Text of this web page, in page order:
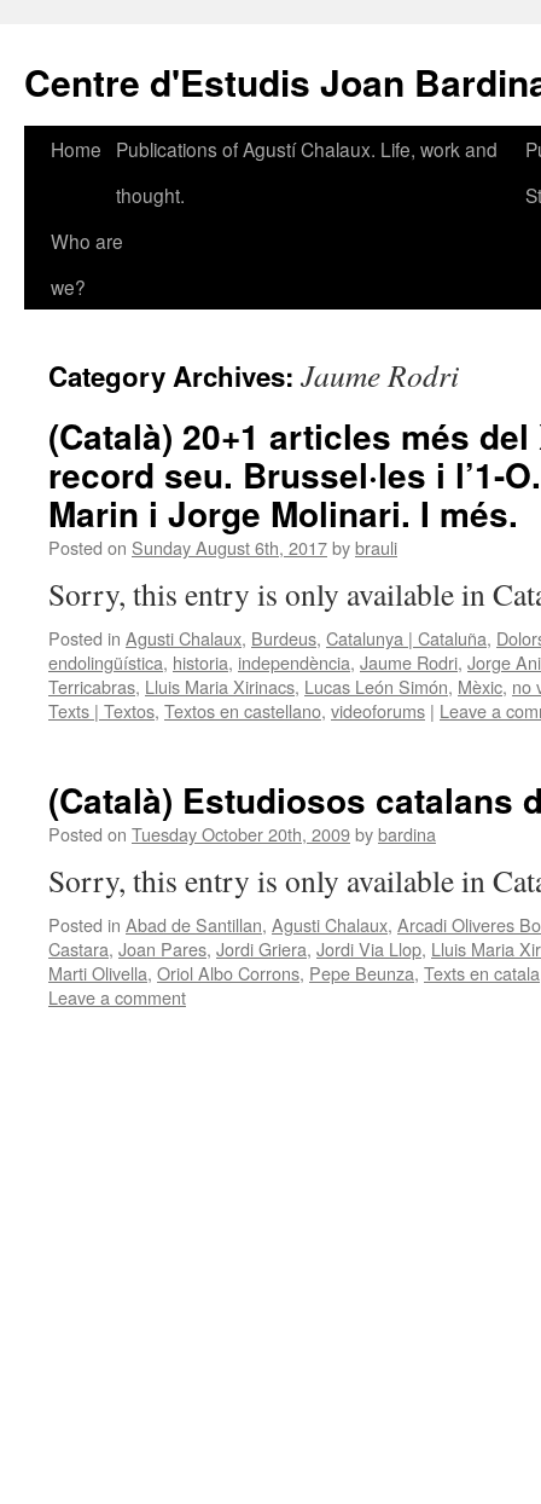
content
Centre d'Estudis Joan
Home
Publications of Agustí Chalaux. Life, work and
thought.
Who are
we?
Category Archives: Jaume Rodri
(Català) 20+1 articles més
record seu. Brussel·les i l’1-
Marin i Jorge Molinari. I més.
Posted on Sunday August 6th, 2017bybrauli
Sorry, this entry is only available in
Posted in Agusti Chalaux, Burdeus, Catalunya | Cataluña,
endolingüística, historia, independència, Jaume Rodri, Jorge
Terricabras, Lluis Maria Xirinacs, Lucas León Simón, Mèxic, no
Texts | Textos, Textos en castellano, videoforums | Leave a
(Català) Estudiosos catalans
Posted on Tuesday October 20th, 2009bybardina
Sorry, this entry is only available in
Posted in Abad de Santillan, Agusti Chalaux, Arcadi Oliveres
Castara, Joan Pares, Jordi Griera, Jordi Via Llop, Lluis Maria
Marti Olivella, Oriol Albo Corrons, Pepe Beunza, Texts en catala
Leave a comment